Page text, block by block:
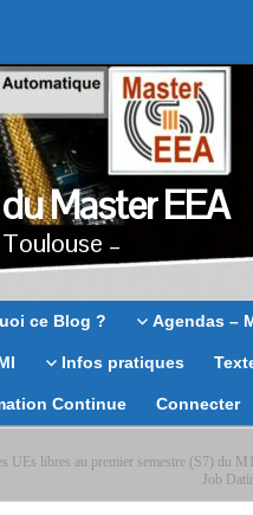
Master EEA
–
ce Blog ? Agendas –
Infos pratiques
Continue Connecter
UEs libres au premier semestre (S7) du
Job